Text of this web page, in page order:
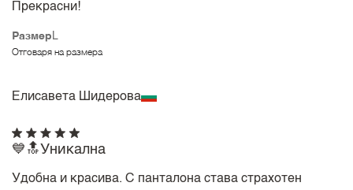
Размер L
Отговаря на размера
Прекрасни!
Елисавета Шидерова
💙🔝Уникална
Удобна и красива. С панталона става страхотен